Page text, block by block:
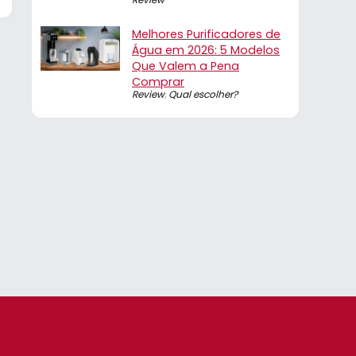
Melhores Purificadores de
Água em 2026: 5 Modelos
Que Valem a Pena
Comprar
Review, Qual escolher?